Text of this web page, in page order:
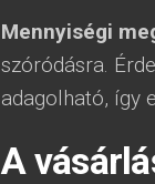
Mennyiségi
szóródásra.
adagolható, így
A